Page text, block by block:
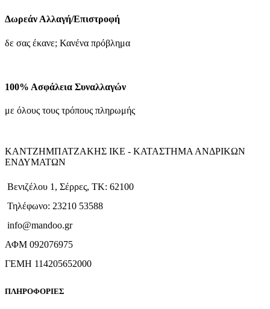
Δωρεάν Αλλαγή/Επιστροφή
δε σας έκανε; Κανένα πρόβλημα
100% Ασφάλεια Συναλλαγών
με όλους τους τρόπους πληρωμής
ΚΑΝΤΖΗΜΠΑΤΖΑΚΗΣ ΙΚΕ - ΚΑΤΑΣΤΗΜΑ ΑΝΔΡΙΚΩΝ
ΕΝΔΥΜΑΤΩΝ
Βενιζέλου 1, Σέρρες, ΤΚ: 62100
Τηλέφωνο: 23210 53588
info@mandoo.gr
ΑΦΜ 092076975
ΓΕΜΗ 114205652000
ΠΛΗΡΟΦΟΡΙΕΣ